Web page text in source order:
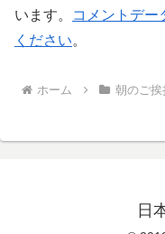
います。
コメントデー
ください。
ホーム 朝のご挨
日